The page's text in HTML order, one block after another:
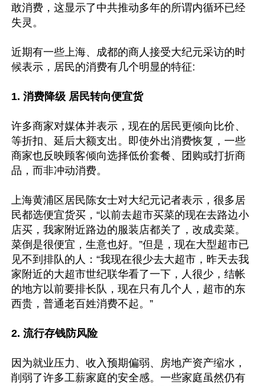
敢消费，这显示了中共推动多年的所谓内循环已经
失灵。
近期有一些上海、成都的商人接受大纪元采访的时
候表示，居民的消费有几个明显的特征:
1. 消费降级 居民转向便宜货
许多商家对媒体并表示，现在的居民更倾向比价、
等折扣、延后大额支出。即使外出消费恢复，一些
商家也反映顾客倾向选择低价套餐、团购或打折商
品，而非冲动消费。
上海黄浦区居民陈女士对大纪元记者表示，很多居
民都选便宜货买，“以前去超市买菜的现在去路边小
店买，我家附近路边的服装店都关了，改成卖菜。
菜倒是很便宜，生意也好。”但是，现在大型超市已
见不到排队的人：“我现在很少去大超市，昨天去我
家附近的大超市世纪联华看了一下，人很少，结帐
的地方以前要排长队，现在只有几个人，超市的东
西贵，普通老百姓消费不起。”
2. 流行存钱防风险
因为就业压力、收入预期偏弱、房地产资产缩水，
削弱了许多工薪家庭的安全感。一些家庭虽然仍有